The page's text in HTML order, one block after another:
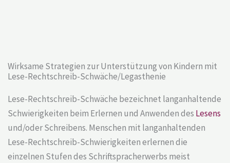
Wirksame Strategien zur Unterstützung von Kindern mit
Lese-Rechtschreib-Schwäche/Legasthenie
Lese-Rechtschreib-Schwäche bezeichnet langanhaltende
Schwierigkeiten beim Erlernen und Anwenden des Lesens
und/oder Schreibens. Menschen mit langanhaltenden
Lese-Rechtschreib-Schwierigkeiten erlernen die
einzelnen Stufen des Schriftspracherwerbs meist